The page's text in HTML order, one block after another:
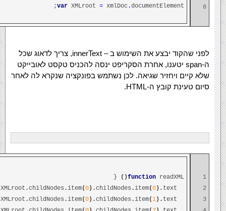
8
var XMLroot = xmlDoc .documentElement;
לפני שהקוד יבצע את השימוש ב – innerText, צריך לדאוג שכל
ה-span יטענו, אחרת הסקריפט ינסה להכניס טקסט לאובייקט
שלא קיים ויחזיר שגיאה. לכן נשתמש בפונקציה שנקרא לה לאחר
סיום טעינת קובץ ה-HTML.
1
2
3
function readXML
()
{
.childNodes . item(0).childNodes . item(0). text;
.childNodes . item(0).childNodes . item(1). text;